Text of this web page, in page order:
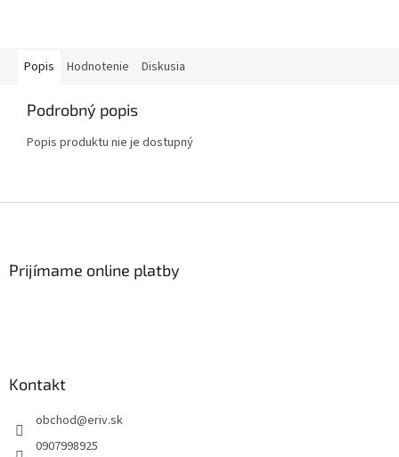
Popis Hodnotenie Diskusia
Podrobný popis
Popis produktu nie je dostupný
Prijímame online platby
Kontakt
obchod@eriv.sk
0907998925